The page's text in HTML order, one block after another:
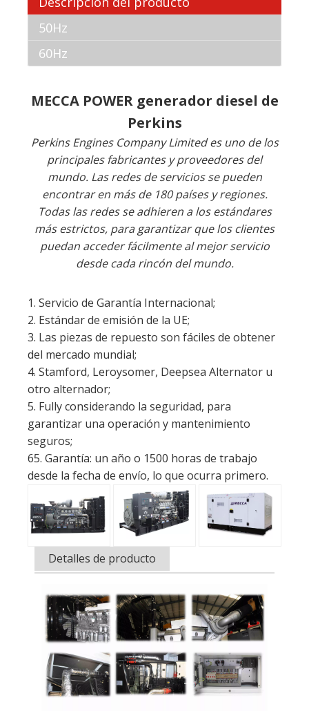
MECCA POWER generador diesel de
Perkins Engines Company Limited es uno de los
principales fabricantes y proveedores del
encontrar en más de 180 países y regiones.
Todas las redes se adhieren a los estándares
más estrictos, para garantizar que los clientes
puedan acceder fácilmente al mejor servicio
desde cada rincón del mundo.
1. Servicio de Garantía Internacional;
2. Estándar de emisión de la UE;
3. Las piezas de repuesto son fáciles de obtener
del mercado mundial;
otro alternador;
5. Fully considerando la seguridad, para
garantizar una operación y mantenimiento
seguros;
65. Garantía: un año o 1500 horas de trabajo
desde la fecha de envío, lo que ocurra primero.
Detalles de producto